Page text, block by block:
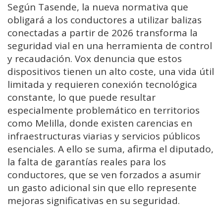
Según Tasende, la nueva normativa que
obligará a los conductores a utilizar balizas
conectadas a partir de 2026 transforma la
seguridad vial en una herramienta de control
y recaudación. Vox denuncia que estos
dispositivos tienen un alto coste, una vida útil
limitada y requieren conexión tecnológica
constante, lo que puede resultar
especialmente problemático en territorios
como Melilla, donde existen carencias en
infraestructuras viarias y servicios públicos
esenciales. A ello se suma, afirma el diputado,
la falta de garantías reales para los
conductores, que se ven forzados a asumir
un gasto adicional sin que ello represente
mejoras significativas en su seguridad.